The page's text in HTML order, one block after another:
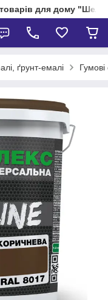
товарів для дому
ґрунт-емалі